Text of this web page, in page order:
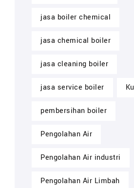
jasa boiler chemical
jasa chemical boiler
jasa cleaning boiler
jasa service boiler
pembersihan boiler
Pengolahan Air
Pengolahan Air industri
Pengolahan Air Limbah